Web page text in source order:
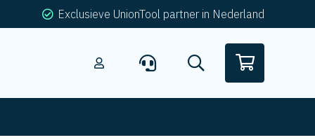
Exclusieve UnionTool partner in Nederland